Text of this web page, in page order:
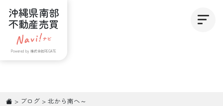
沖縄県南部
不動産売買
Powered by 株式会社REGATE
> ブログ > 北から南へ～